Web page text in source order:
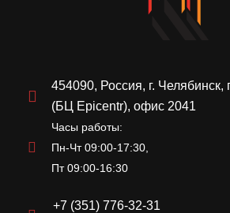
454090, Россия, г.
(БЦ Epicentr), офис 2041
Часы работы:
Пн-Чт 09:00-17:30,
Пт 09:00-16:30
+7 (351) 776-32-31